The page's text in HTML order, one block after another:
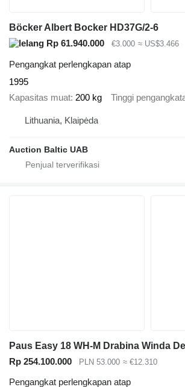
Böcker Albert Bocker HD37G/2-6
Rp 61.940.000
€3.000 ≈ US$3.466
Pengangkat perlengkapan atap
1995
Kapasitas muat 200 kg Tinggi
Lithuania, Klaipėda
Auction Baltic UAB
Rp 254.100.000 PLN 53.000 ≈ €12.310
Pengangkat perlengkapan atap